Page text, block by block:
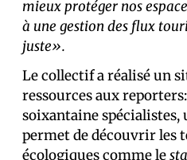
mieux protéger nos
à une gestion des flux
juste».
Le collectif a réalisé un
ressources aux
soixantaine spécialistes,
permet de découvrir les
écologiques comme le